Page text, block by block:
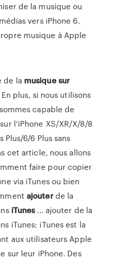
de la musique ou
vers iPhone 6.
musique à Apple
de la musique sur
plus, si nous utilisons
capable de
l’iPhone XS/XR/X/8/8
Plus/6/6 Plus sans
cet article, nous allons
faire pour copier
via iTunes ou bien
ajouterde la
iTunes... ajouter de la
iTunes: iTunes est la
aux utilisateurs Apple
sur leur iPhone. Des